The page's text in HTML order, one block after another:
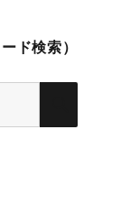
ド検索）
索